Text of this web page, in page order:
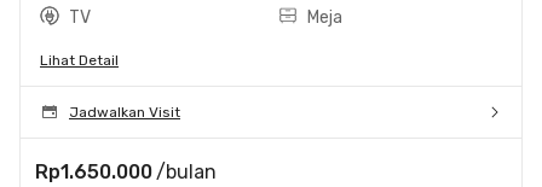
TV Meja
Lihat Detail
Jadwalkan Visit
Rp1.650.000 /bulan